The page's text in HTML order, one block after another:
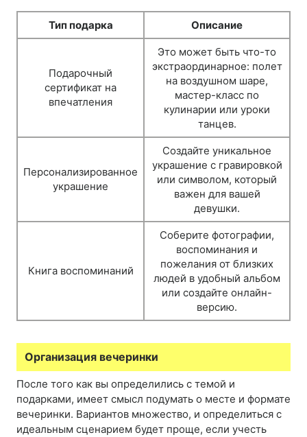
Тип подарка Описание
Подарочный
сертификат на
впечатления
Это может быть что-то
экстраординарное: полет
на воздушном шаре,
мастер-класс по
кулинарии или уроки
танцев.
Персонализированное
украшение
Создайте уникальное
украшение с гравировкой
или символом, который
важен для вашей
девушки.
Книга воспоминаний
Соберите фотографии,
воспоминания и
пожелания от близких
людей в удобный альбом
или создайте онлайн-
версию.
Организация вечеринки
После того как вы определились с темой и
подарками, имеет смысл подумать о месте и формате
вечеринки. Вариантов множество, и определиться с
идеальным сценарием будет проще, если учесть